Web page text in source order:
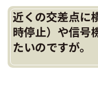
近くの交差点に
時停止）や信号
たいのですが。